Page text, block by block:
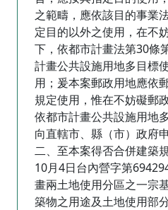
之範疇，應依該目的事業
定目的以外之使用，在不
下，依都市計畫法第30條
計畫公共設施用地多目標
用；爰本案郵政用地應依
規定使用，惟在不妨礙郵
依都市計畫公共設施用地
向直轄市、縣（市）政府
二、至本案得否合併建築
10月4日台內營字第
畫兩土地使用分區之一宗
築物之用途及土地使用部